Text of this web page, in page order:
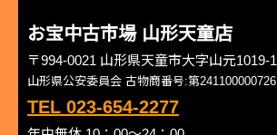
お宝中古市場 山形天童店
〒994-0021 山形県天童市大字山元1019-1
山形県公安委員会 古物商番号:第241100000726
TEL 023-654-2277